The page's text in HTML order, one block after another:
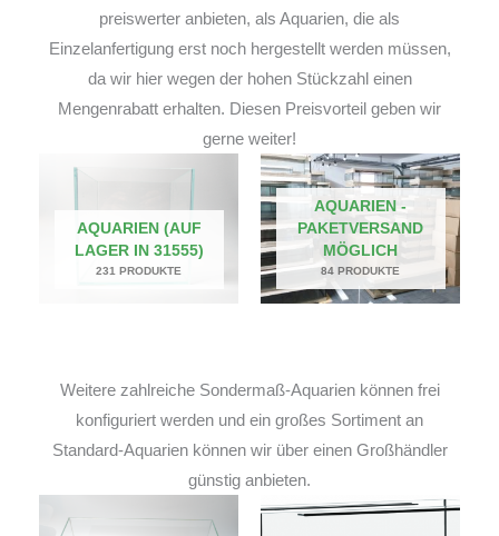
preiswerter anbieten, als Aquarien, die als
Einzelanfertigung erst noch hergestellt werden müssen,
da wir hier wegen der hohen Stückzahl einen
Mengenrabatt erhalten. Diesen Preisvorteil geben wir
gerne weiter!
AQUARIEN (AUF
LAGER IN 31555)
231 PRODUKTE
AQUARIEN -
PAKETVERSAND
MÖGLICH
84 PRODUKTE
Weitere zahlreiche Sondermaß-Aquarien können frei
konfiguriert werden und ein großes Sortiment an
Standard-Aquarien können wir über einen Großhändler
günstig anbieten.